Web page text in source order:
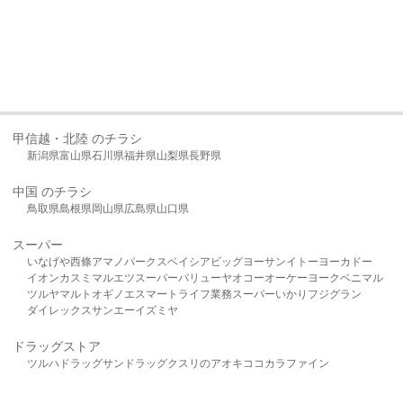
甲信越・北陸 のチラシ
新潟県富山県石川県福井県山梨県長野県
中国 のチラシ
鳥取県島根県岡山県広島県山口県
スーパー
いなげや西條アマノパークスベイシア ビッグヨーサンイトーヨーカドー
イオンカスミ マルエツスーパーバリューヤオコーオーケー ヨークベニマル
ツルヤマルト オギノ エスマート ライフ業務スーパーいかり フジグラン
ダイレックスサンエーイズミヤ
ドラッグストア
ツルハドラッグサンドラッグクスリのアオキ ココカラファイン